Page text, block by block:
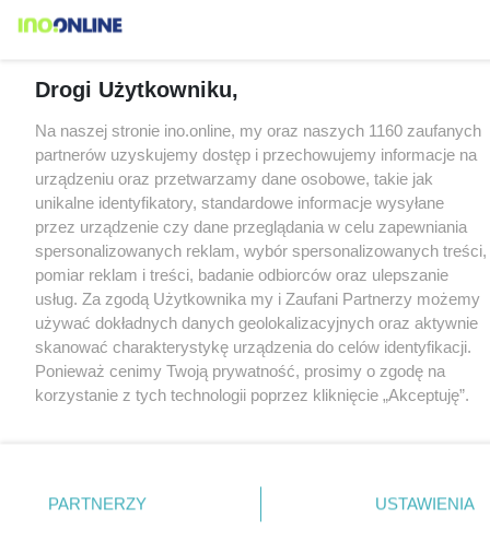
Drogi Użytkowniku,
Na naszej stronie ino.online, my oraz naszych 1160 zaufanych
partnerów uzyskujemy dostęp i przechowujemy informacje na
urządzeniu oraz przetwarzamy dane osobowe, takie jak
unikalne identyfikatory, standardowe informacje wysyłane
przez urządzenie czy dane przeglądania w celu zapewniania
spersonalizowanych reklam, wybór spersonalizowanych treści,
pomiar reklam i treści, badanie odbiorców oraz ulepszanie
usług. Za zgodą Użytkownika my i Zaufani Partnerzy możemy
używać dokładnych danych geolokalizacyjnych oraz aktywnie
skanować charakterystykę urządzenia do celów identyfikacji.
Ponieważ cenimy Twoją prywatność, prosimy o zgodę na
korzystanie z tych technologii poprzez kliknięcie „Akceptuję”.
nie wymagają zgody użytkownika, ale masz prawo sprzeciwić
się takiemu przetwarzaniu. Preferencje będą miały
PARTNERZY USTAWIENIA